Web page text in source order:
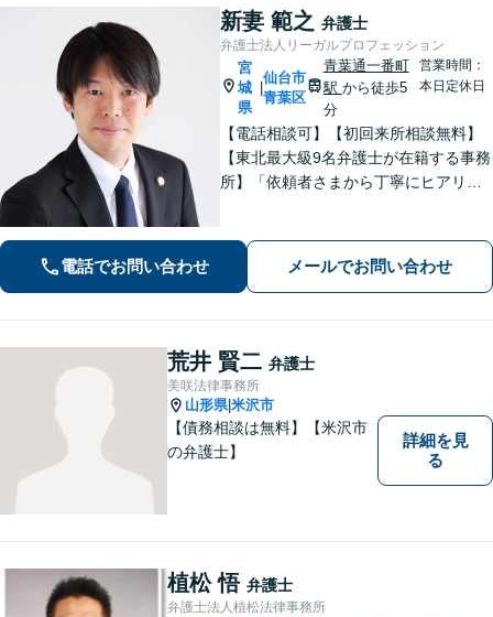
新妻 範之 弁護士
弁護士法人リーガルプロフェッション
宮
城
県
仙台市
青葉区
青葉通一番町
駅 から徒歩5
分
営業時間：
本日定休日
【電話相談可】【初回来所相談無料】
【東北最大級9名弁護士が在籍する事務
所】「依頼者さまから丁寧にヒアリン
可」多角的な視点で労働問題をサポー
ト【休日夜間相談可】【完全個室対
電話でお問い合わせ メールでお問い合わせ
荒井 賢二 弁護士
美咲法律事務所
山形県|米沢市
【債務相談は無料】【米沢市
の弁護士】
詳細を見
る
植松 悟 弁護士
弁護士法人植松法律事務所